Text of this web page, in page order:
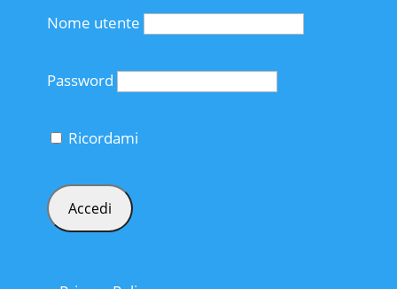
Nome utente
Password
Ricordami